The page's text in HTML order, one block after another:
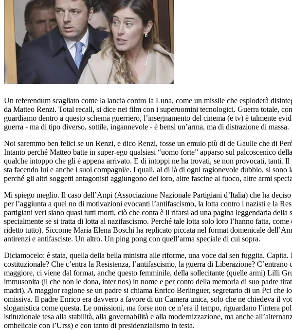
Un referendum scagliato come la lancia contro la Luna, come un missile che esploderà
da Matteo Renzi. Total recall, si dice nei film con i superuomini tecnologici. Guerra totale,
guardiamo dentro a questo schema guerriero, l’insegnamento del cinema (e tv) è talmente
guerra - ma di tipo diverso, sottile, ingannevole - è bensì un’arma, ma di distrazione di massa.
Noi saremmo ben felici se un Renzi, e dico Renzi, fosse un emulo più di de Gaulle che di
Intanto perché Matteo batte in super-ego qualsiasi “uomo forte” apparso sul palcoscenico
qualche intoppo che gli è appena arrivato. E di intoppi ne ha trovati, se non provocati, tanti.
sta facendo lui e anche i suoi compagni/e. I quali, al di là di ogni ragionevole dubbio, si
perché gli altri soggetti antagonisti aggiungono del loro, altre fascine al fuoco, altre armi
Mi spiego meglio. Il caso dell’Anpi (Associazione Nazionale Partigiani d’Italia) che ha
per l’aggiunta a quel no di motivazioni evocanti l’antifascismo, la lotta contro i nazisti e la
partigiani veri siano quasi tutti morti, ciò che conta è il rifarsi ad una pagina leggendaria
specialmente se si tratta di lotta al nazifascismo. Perché tale lotta solo loro l’hanno fatta,
ridetto tutto). Siccome Maria Elena Boschi ha replicato piccata nel format domenicale
antirenzi e antifasciste. Un altro. Un ping pong con quell’arma speciale di cui sopra.
Diciamocelo: è stata, quella della bella ministra alle riforme, una voce dal sen fuggita.
costituzionale? Che c’entra la Resistenza, l’antifascismo, la guerra di Liberazione?
maggiore, ci viene dal format, anche questo femminile, della sollecitante (quelle armi) Lilli
immusonita (il che non le dona, inter nos) in nome e per conto della memoria di suo padre
madri). A maggior ragione se un padre si chiama Enrico Berlinguer, segretario di un Pci che
omissiva. Il padre Enrico era davvero a favore di un Camera unica, solo che ne chiedeva il
sloganistica come questa. Le omissioni, ma forse non ce n’era il tempo, riguardano l’intera
istituzionale tesa alla stabilità, alla governabilità e alla modernizzazione, ma anche
ombelicale con l’Urss) e con tanto di presidenzialismo in testa.